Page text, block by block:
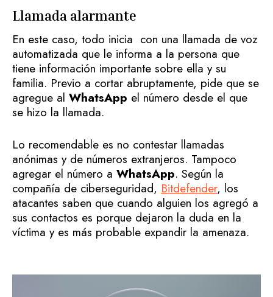
Llamada alarmante
En este caso, todo inicia con una llamada de voz
automatizada que le informa a la persona que
tiene información importante sobre ella y su
familia. Previo a cortar abruptamente, pide que se
agregue al WhatsApp el número desde el que
se hizo la llamada.
Lo recomendable es no contestar llamadas
anónimas y de números extranjeros. Tampoco
agregar el número a WhatsApp. Según la
compañía de ciberseguridad, Bitdefender, los
atacantes saben que cuando alguien los agregó a
sus contactos es porque dejaron la duda en la
víctima y es más probable expandir la amenaza.